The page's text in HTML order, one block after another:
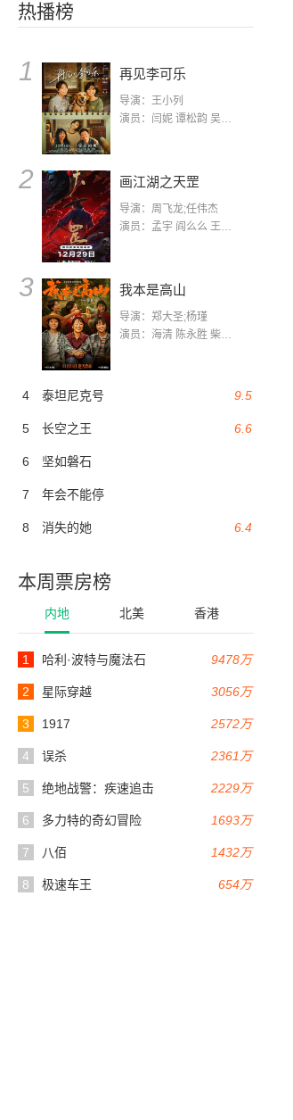
热播榜
1 再见李可乐
导演：王小列
演员：闫妮 谭松韵 吴京 蒋龙 赵小棠 冯雷 李虎城 平安 小七 小可乐
2 画江湖之天罡
导演：周飞龙;任伟杰
演员：孟宇 阎么么 王凯 郭政建 阎萌萌 杨默 高枫 齐斯伽 刘芊含 马程
3 我本是高山
导演：郑大圣;杨瑾
演员：海清 陈永胜 柴烨 王玥婷 万国鹏 美朵达瓦 赵瑞婷 罗解艳 郭莉娜 潘家艳
9.5
4 泰坦尼克号
6.6
5 长空之王
6 坚如磐石
7 年会不能停
6.4
8 消失的她
本周票房榜
内地 北美 香港
9478万
1 哈利·波特与魔法石
3056万
2 星际穿越
2572万
3 1917
2361万
4 误杀
2229万
5 绝地战警：疾速追击
1693万
6 多力特的奇幻冒险
1432万
7 八佰
654万
8 极速车王